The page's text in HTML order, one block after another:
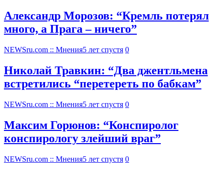
Александр Морозов: “Кремль потерял
много, а Прага – ничего”
NEWSru.com :: Мнения5 лет спустя 0
Николай Травкин: “Два джентльмена
встретились “перетереть по бабкам”
NEWSru.com :: Мнения5 лет спустя 0
Максим Горюнов: “Конспиролог
конспирологу злейший враг”
NEWSru.com :: Мнения5 лет спустя 0